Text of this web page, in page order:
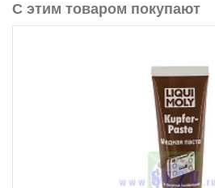
С этим товаром покупают